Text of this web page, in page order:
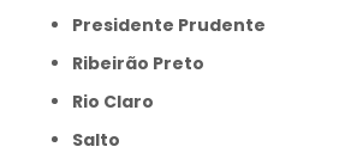
Presidente Prudente
Ribeirão Preto
Rio Claro
Salto